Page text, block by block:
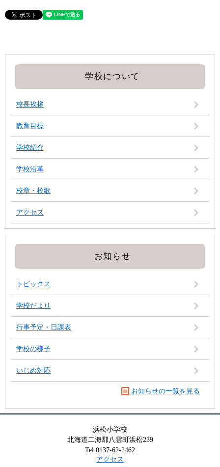
学校について
校長挨拶
教育目標
学校紹介
学校沿革
校章・校歌
アクセス
お知らせ
トピックス
学校だより
行事予定・日課表
学校の様子
いじめ対応
お知らせの一覧を見る
浜松小学校
北海道二海郡八雲町浜松239
Tel:0137-62-2462
アクセス